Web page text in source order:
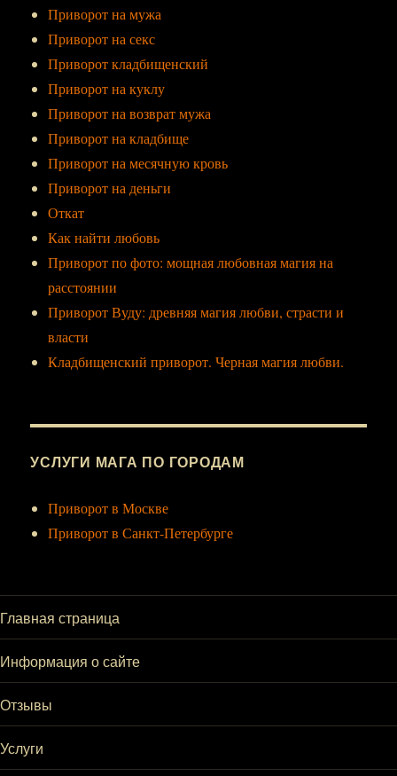
Приворот на мужа
Приворот на секс
Приворот кладбищенский
Приворот на куклу
Приворот на возврат мужа
Приворот на кладбище
Приворот на месячную кровь
Приворот на деньги
Откат
Как найти любовь
Приворот по фото: мощная любовная магия на
расстоянии
Приворот Вуду: древняя магия любви, страсти и
власти
Кладбищенский приворот. Черная магия любви.
УСЛУГИ МАГА ПО ГОРОДАМ
Приворот в Москве
Приворот в Санкт-Петербурге
Главная страница
Информация о сайте
Отзывы
Услуги